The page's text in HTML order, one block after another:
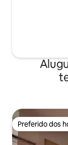
Preferido dos
Preferido dos